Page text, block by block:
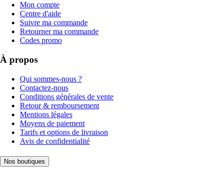
Mon compte
Centre d'aide
Suivre ma commande
Retourner ma commande
Codes promo
À propos
Qui sommes-nous ?
Contactez-nous
Conditions générales de vente
Retour & remboursement
Mentions légales
Moyens de paiement
Tarifs et options de livraison
Avis de confidentialité
Nos boutiques